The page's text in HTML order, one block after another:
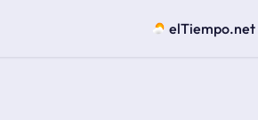
elTiempo.net